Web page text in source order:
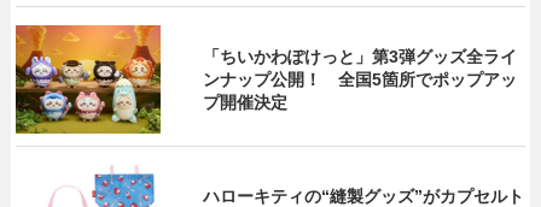
「ちいかわぽけっと」第3弾グッズ全ライ
ンナップ公開！ 全国5箇所でポップアッ
プ開催決定
ハローキティの“縫製グッズ”がカプセルト